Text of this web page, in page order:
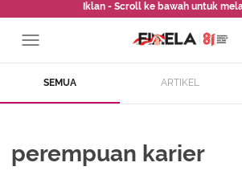
Iklan - Scroll ke bawah untuk
SEMUA ARTIKEL
perempuan karier